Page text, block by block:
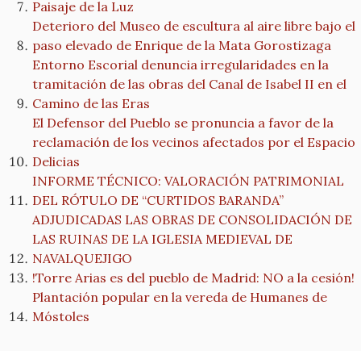
Paisaje de la Luz
Deterioro del Museo de escultura al aire libre bajo el
paso elevado de Enrique de la Mata Gorostizaga
Entorno Escorial denuncia irregularidades en la
tramitación de las obras del Canal de Isabel II en el
Camino de las Eras
El Defensor del Pueblo se pronuncia a favor de la
reclamación de los vecinos afectados por el Espacio
Delicias
INFORME TÉCNICO: VALORACIÓN PATRIMONIAL
DEL RÓTULO DE “CURTIDOS BARANDA”
ADJUDICADAS LAS OBRAS DE CONSOLIDACIÓN DE
LAS RUINAS DE LA IGLESIA MEDIEVAL DE
NAVALQUEJIGO
!Torre Arias es del pueblo de Madrid: NO a la cesión!
Plantación popular en la vereda de Humanes de
Móstoles